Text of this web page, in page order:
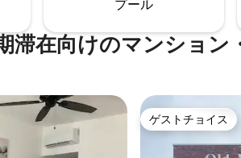
の魔法をお届けしまプール
滞在向けのマンション
ゲストチョイス
ゲストチョイス